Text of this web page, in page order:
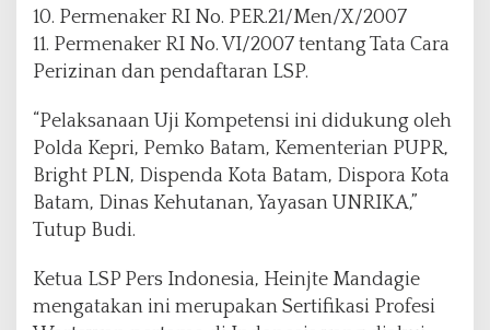
10. Permenaker RI No. PER.21/Men/X/2007
11. Permenaker RI No. VI/2007 tentang Tata Cara
Perizinan dan pendaftaran LSP.
“Pelaksanaan Uji Kompetensi ini didukung oleh
Polda Kepri, Pemko Batam, Kementerian PUPR,
Bright PLN, Dispenda Kota Batam, Dispora Kota
Batam, Dinas Kehutanan, Yayasan UNRIKA,”
Tutup Budi.
Ketua LSP Pers Indonesia, Heinjte Mandagie
mengatakan ini merupakan Sertifikasi Profesi